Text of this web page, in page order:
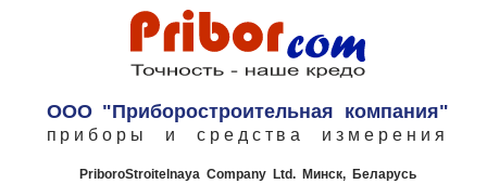
ООО "Приборостроительная компания"
приборы и средства измерения
PriboroStroitelnaya Company Ltd.Минск, Беларусь